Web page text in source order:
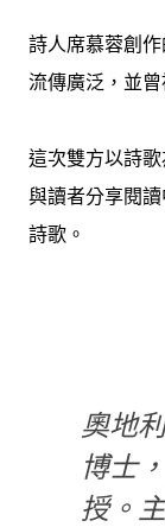
詩人席慕蓉創
流傳廣泛，並曾
這次雙方以詩
與讀者分享閱
詩歌。
奧地
博士
授。